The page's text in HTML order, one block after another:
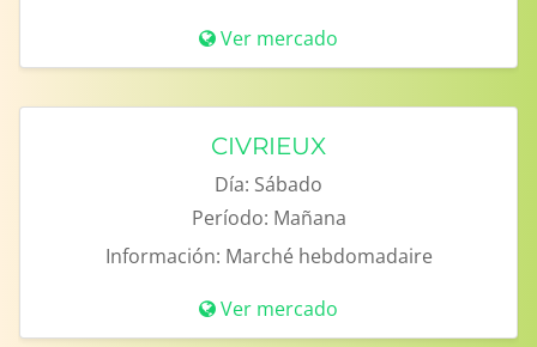
Ver mercado
CIVRIEUX
Día: Sábado
Período: Mañana
Información: Marché hebdomadaire
Ver mercado